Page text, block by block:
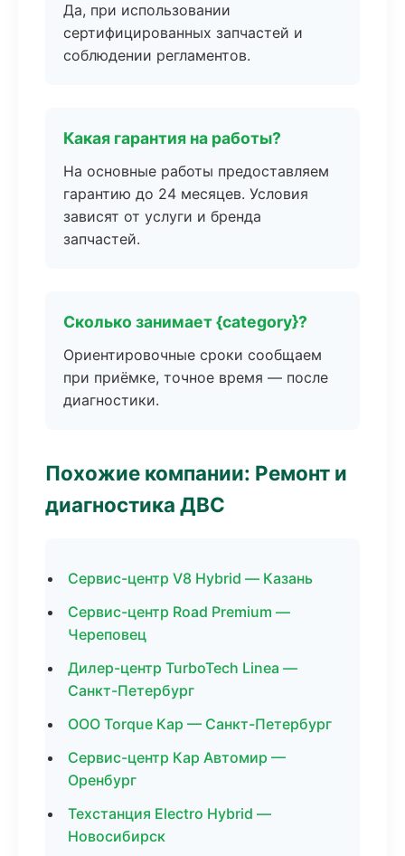
Да, при использовании
сертифицированных запчастей и
соблюдении регламентов.
Какая гарантия на работы?
На основные работы предоставляем
гарантию до 24 месяцев. Условия
зависят от услуги и бренда
запчастей.
Сколько занимает {category}?
Ориентировочные сроки сообщаем
при приёмке, точное время — после
диагностики.
Похожие компании: Ремонт и
диагностика ДВС
Сервис-центр V8 Hybrid — Казань
Сервис-центр Road Premium —
Череповец
Дилер-центр TurboTech Linea —
Санкт-Петербург
ООО Torque Кар — Санкт-Петербург
Сервис-центр Кар Автомир —
Оренбург
Техстанция Electro Hybrid —
Новосибирск